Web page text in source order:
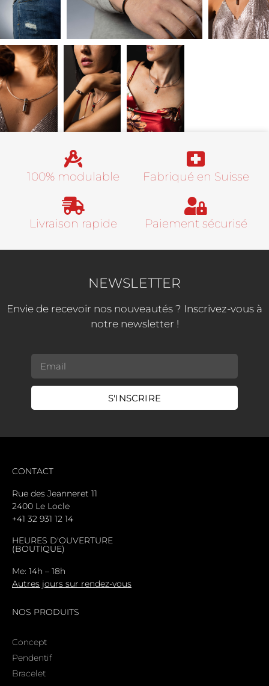
100% modulable Fabriqué en Suisse​
Livraison rapide Paiement sécurisé
NEWSLETTER
Envie de recevoir nos nouveautés ? Inscrivez-vous à
notre newsletter !
S'INSCRIRE
CONTACT
Rue des Jeanneret 11
2400 Le Locle
+41 32 931 12 14
HEURES D'OUVERTURE
(BOUTIQUE)
Me: 14h – 18h
Autres jours sur rendez-vous
NOS PRODUITS
Concept
Pendentif
Bracelet